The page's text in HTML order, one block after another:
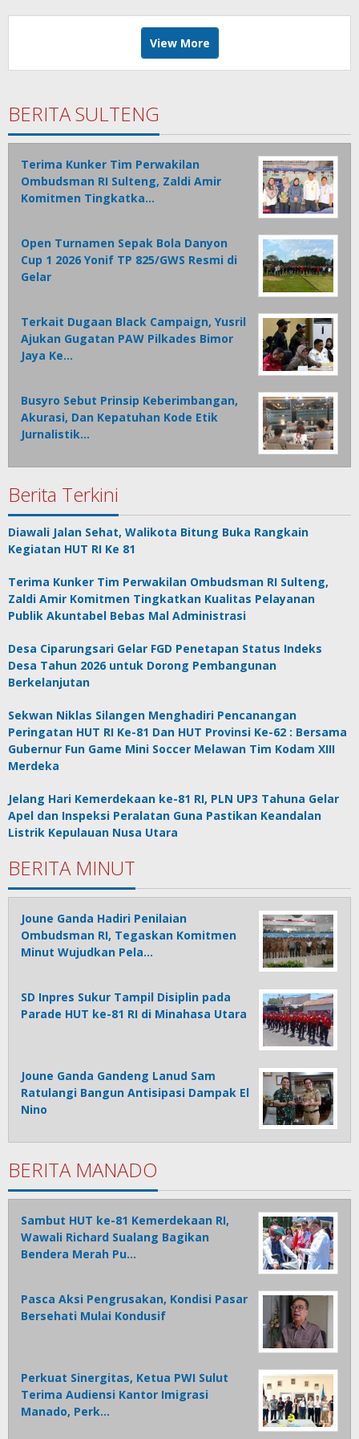
View More
BERITA SULTENG
Terima Kunker Tim Perwakilan
Ombudsman RI Sulteng, Zaldi Amir
Komitmen Tingkatka…
Open Turnamen Sepak Bola Danyon
Cup 1 2026 Yonif TP 825/GWS Resmi di
Gelar
Terkait Dugaan Black Campaign, Yusril
Ajukan Gugatan PAW Pilkades Bimor
Jaya Ke…
Busyro Sebut Prinsip Keberimbangan,
Akurasi, Dan Kepatuhan Kode Etik
Jurnalistik…
Berita Terkini
Diawali Jalan Sehat, Walikota Bitung Buka Rangkain
Kegiatan HUT RI Ke 81
Terima Kunker Tim Perwakilan Ombudsman RI Sulteng,
Zaldi Amir Komitmen Tingkatkan Kualitas Pelayanan
Publik Akuntabel Bebas Mal Administrasi
Desa Ciparungsari Gelar FGD Penetapan Status Indeks
Desa Tahun 2026 untuk Dorong Pembangunan
Berkelanjutan
Sekwan Niklas Silangen Menghadiri Pencanangan
Peringatan HUT RI Ke-81 Dan HUT Provinsi Ke-62 : Bersama
Gubernur Fun Game Mini Soccer Melawan Tim Kodam XIII
Merdeka
Jelang Hari Kemerdekaan ke-81 RI, PLN UP3 Tahuna Gelar
Apel dan Inspeksi Peralatan Guna Pastikan Keandalan
Listrik Kepulauan Nusa Utara
BERITA MINUT
Joune Ganda Hadiri Penilaian
Ombudsman RI, Tegaskan Komitmen
Minut Wujudkan Pela…
SD Inpres Sukur Tampil Disiplin pada
Parade HUT ke-81 RI di Minahasa Utara
Joune Ganda Gandeng Lanud Sam
Ratulangi Bangun Antisipasi Dampak El
Nino
BERITA MANADO
Sambut HUT ke-81 Kemerdekaan RI,
Wawali Richard Sualang Bagikan
Bendera Merah Pu…
Pasca Aksi Pengrusakan, Kondisi Pasar
Bersehati Mulai Kondusif
Perkuat Sinergitas, Ketua PWI Sulut
Terima Audiensi Kantor Imigrasi
Manado, Perk…